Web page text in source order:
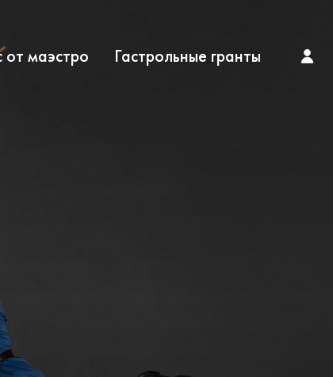
от маэстро Гастрольные гранты